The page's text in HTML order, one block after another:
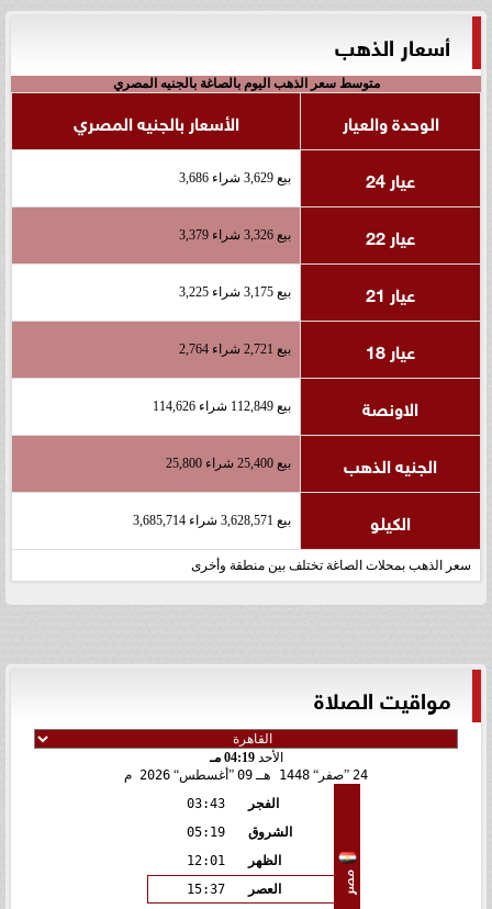
أسعار الذهب
متوسط سعر الذهب اليوم بالصاغة بالجنيه المصري
الوحدة والعيار
الأسعار بالجنيه المصري
عيار 24
بيع 3,629 شراء 3,686
عيار 22 بيع 3,326 شراء 3,379
عيار 21 بيع 3,175 شراء 3,225
عيار 18 بيع 2,721 شراء 2,764
الاونصة بيع 112,849 شراء 114,626
الجنيه الذهب بيع 25,400 شراء 25,800
الكيلو بيع 3,628,571 شراء 3,685,714
سعر الذهب بمحلات الصاغة تختلف بين منطقة وأخرى
مواقيت الصلاة
الأحد04:19 مـ
24 صفر 1448 هـ 09 أغسطس 2026 م
مصر
الفجر
03:43
الشروق
05:19
الظهر
12:01
العصر
15:37